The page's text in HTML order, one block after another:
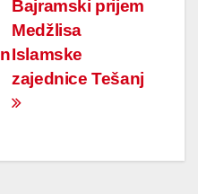
Bajramski prijem
Medžlisa
Islamske
zajednice Tešanj